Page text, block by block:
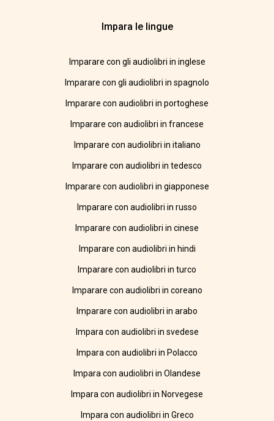
Impara le lingue
Imparare con gli audiolibri in inglese
Imparare con gli audiolibri in spagnolo
Imparare con audiolibri in portoghese
Imparare con audiolibri in francese
Imparare con audiolibri in italiano
Imparare con audiolibri in tedesco
Imparare con audiolibri in giapponese
Imparare con audiolibri in russo
Imparare con audiolibri in cinese
Imparare con audiolibri in hindi
Imparare con audiolibri in turco
Imparare con audiolibri in coreano
Imparare con audiolibri in arabo
Impara con audiolibri in svedese
Impara con audiolibri in Polacco
Impara con audiolibri in Olandese
Impara con audiolibri in Norvegese
Impara con audiolibri in Greco